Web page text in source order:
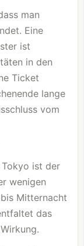
man
Eine
ist
in den
Ticket
lange
vom
ist der
wenigen
Mitternacht
das